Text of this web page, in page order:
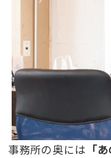
事務所の奥には 「